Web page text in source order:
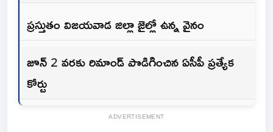
ప్రస్తుతం విజయవాడ జిల్లా జైల్లో ఉన్న వైనం
జూన్ 2 వరకు రిమాండ్ పొడిగించిన ఏసీపీ ప్రత్యేక
కోర్టు
ADVERTISEMENT